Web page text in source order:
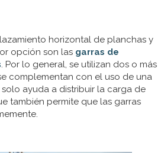
horizontal de planchas y
opción son las garras de
. Por lo general, se utilizan dos o más
complementan con el uso de una
ayuda a distribuir la carga de
también permite que las garras